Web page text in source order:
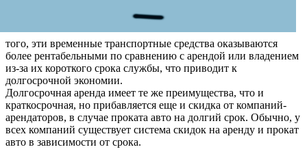
того, эти временные транспортные средства оказываются
более рентабельными по сравнению с арендой или владением
из-за их короткого срока службы, что приводит к
долгосрочной экономии.
Долгосрочная аренда имеет те же преимущества, что и
краткосрочная, но прибавляется еще и скидка от компаний-
арендаторов, в случае проката авто на долгий срок. Обычно, у
всех компаний существует система скидок на аренду и прокат
авто в зависимости от срока.